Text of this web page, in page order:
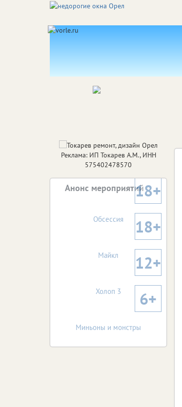
Реклама: ИП Токарев А.М., ИНН
575402478570
Анонс мероприятий18+
Обсессия 18+
Майкл 12+
Холоп 3 6+
Миньоны и монстры